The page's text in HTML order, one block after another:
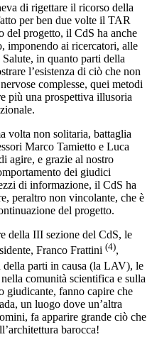
di rigettare il ricorso della
per ben due volte il TAR
del progetto, il CdS ha anche
imponendo ai ricercatori, alle
in quanto parti della
l’esistenza di ciò che non
complesse, quei metodi
più una prospettiva illusoria
volta non solitaria, battaglia
Marco Tamietto e Luca
agire, e grazie al nostro
dei giudici
di informazione, il CdS ha
peraltro non vincolante, che è
del progetto.
della III sezione del CdS, le
Franco Frattini (4),
della parti in causa (la LAV), le
comunità scientifica e sulla
giudicante, fanno capire che
un luogo dove un’altra
fa apparire grande ciò che
barocca!